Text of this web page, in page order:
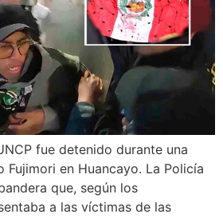
fue detenido durante una
Fujimori en Huancayo. La Policía
que, según los
a las víctimas de las